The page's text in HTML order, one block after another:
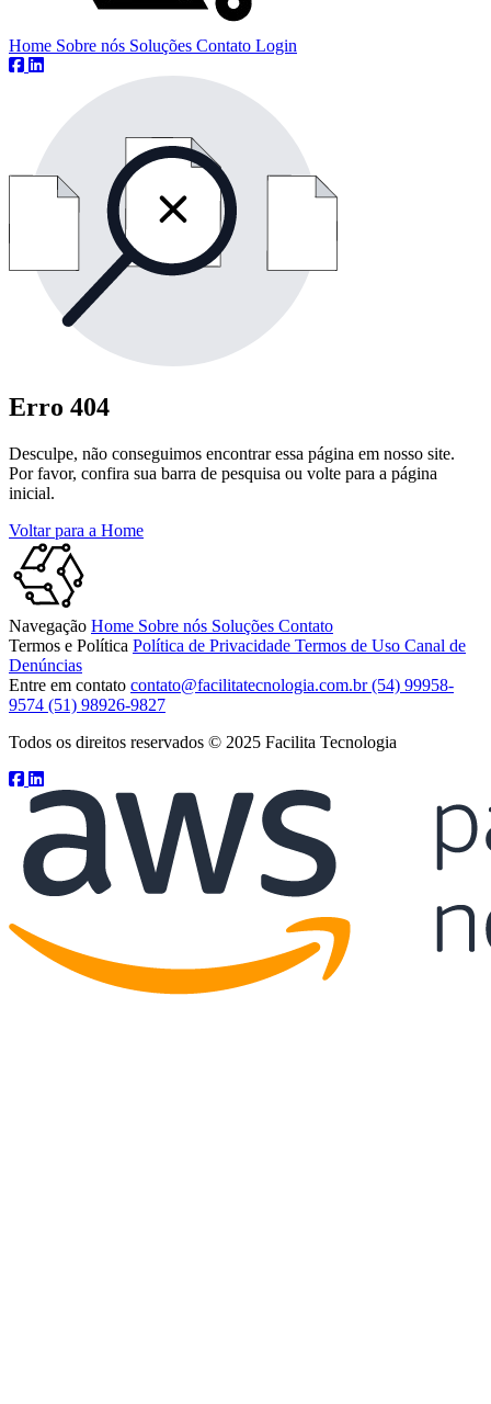
Home Sobre nós Soluções Contato Login
Erro 404
Desculpe, não conseguimos encontrar essa página em nosso site.
Por favor, confira sua barra de pesquisa ou volte para a página
inicial.
Voltar para a Home
Navegação Home Sobre nós Soluções Contato
Termos e Política Política de Privacidade Termos de Uso Canal de
Denúncias
Entre em contato contato@facilitatecnologia.com.br(54) 99958-
9574 (51) 98926-9827
Todos os direitos reservados © 2025 Facilita Tecnologia